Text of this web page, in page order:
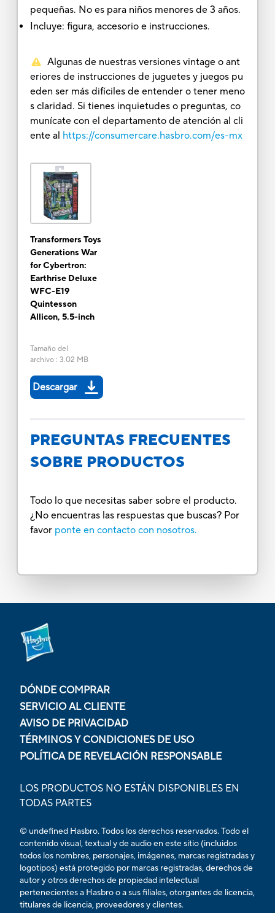
pequeñas. No es para niños menores de 3 años.
Incluye: figura, accesorio e instrucciones.
Algunas de nuestras versiones vintage o ant
eriores de instrucciones de juguetes y juegos pu
eden ser más difíciles de entender o tener meno
s claridad. Si tienes inquietudes o preguntas, co
munícate con el departamento de atención al cli
ente al https://consumercare.hasbro.com/es-mx
Transformers Toys
Generations War
for Cybertron:
Earthrise Deluxe
WFC-E19
Quintesson
Allicon, 5.5-inch
Tamaño del
archivo: 3.02 MB
Descargar
PREGUNTAS FRECUENTES
SOBRE PRODUCTOS
Todo lo que necesitas saber sobre el producto.
¿No encuentras las respuestas que buscas? Por
favor ponte en contacto con nosotros.
DÓNDE COMPRAR
SERVICIO AL CLIENTE
AVISO DE PRIVACIDAD
TÉRMINOS Y CONDICIONES DE USO
POLÍTICA DE REVELACIÓN RESPONSABLE
LOS PRODUCTOS NO ESTÁN DISPONIBLES EN
TODAS PARTES
© undefined Hasbro. Todos los derechos reservados. Todo el
contenido visual, textual y de audio en este sitio (incluidos
todos los nombres, personajes, imágenes, marcas registradas y
logotipos) está protegido por marcas registradas, derechos de
autor y otros derechos de propiedad intelectual
pertenecientes a Hasbro o a sus filiales, otorgantes de licencia,
titulares de licencia, proveedores y clientes.